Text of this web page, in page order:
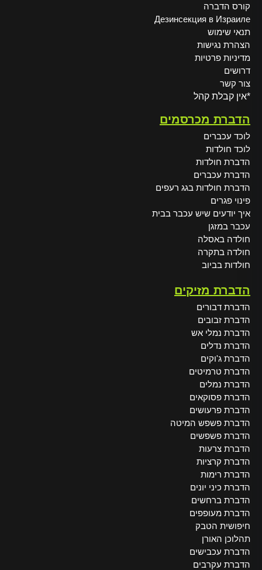
קורס הדברה
Дезинсекция в Израиле
תנאי שימוש
הצהרת נגישות
מדיניות פרטיות
דרושים
צור קשר
*אין קבלת קהל
הדברת מכרסמים
לוכד עכברים
לוכד חולדות
הדברת חולדות
הדברת עכברים
הדברת חולדות בגג רעפים
פינוי פגרים
איך יודעים שיש עכבר בבית
עכבר במזגן
חולדה באסלה
חולדה בתקרה
חולדות בביוב
הדברת מזיקים
הדברת דבורים
הדברת זבובים
הדברת נמלי אש
הדברת נדלים
הדברת ג'וקים
הדברת טרמיטים
הדברת נמלים
הדברת פסוקאים
הדברת פרעושים
הדברת פשפש המיטה
הדברת פשפשים
הדברת צרעות
הדברת קרציות
הדברת רימות
הדברת כיני יונים
הדברת ברחשים
הדברת מעופפים
חיפושית הטבק
תהלוכן האורן
הדברת עכבישים
הדברת עקרבים